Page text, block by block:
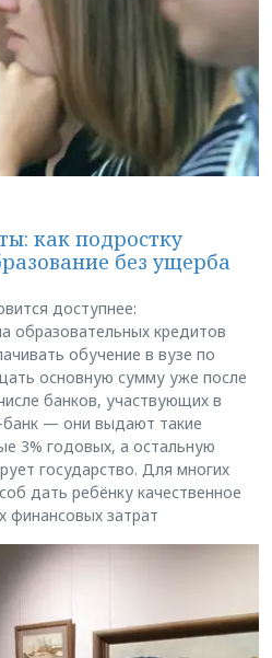
как подростку
без ущерба
доступнее:
образовательных кредитов
обучение в вузе по
основную сумму уже после
банков, участвующих в
— они выдают такие
3% годовых, а остальную
государство. Для многих
дать ребёнку качественное
финансовых затрат